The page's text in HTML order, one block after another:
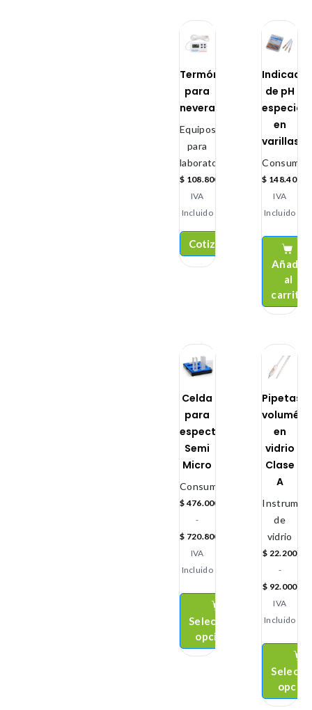
Termómetro
para
nevera
Equipos
para
laboratorio
$ 108.800
IVA
Incluido
Cotizar
de pH
en
varillas
$ 148.400
IVA
Incluido
Añadir
al
carrito
Celda
para
espectrofotómetro
Semi
Micro
Consumibles
$476.000
-
$ 720.800
IVA
Incluido
Seleccionar
opciones
Pipetas
en
vidrio
Clase
A
de
vidrio
$ 22.200
-
$ 92.000
IVA
Incluido